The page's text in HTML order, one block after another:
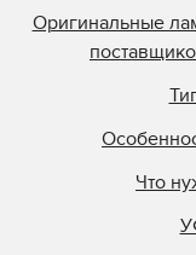
Оригинальные
Что